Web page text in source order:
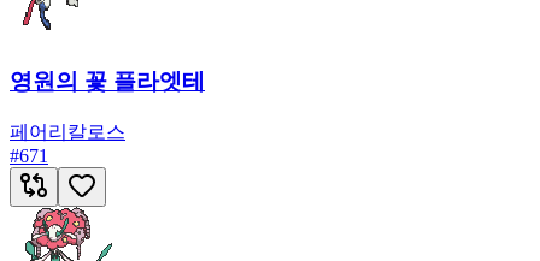
영원의 꽃 플라엣테
페어리 칼로스
#671